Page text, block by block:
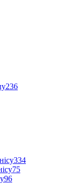
236
334
75
96